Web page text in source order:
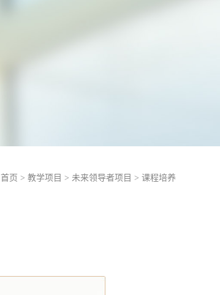
首页 > 教学项目 > 未来领导者项目 > 课程培养